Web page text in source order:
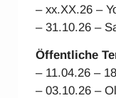
– xx.XX.26 –
– 31.10.26 –
Öffentliche
– 11.04.26 –
– 03.10.26 –